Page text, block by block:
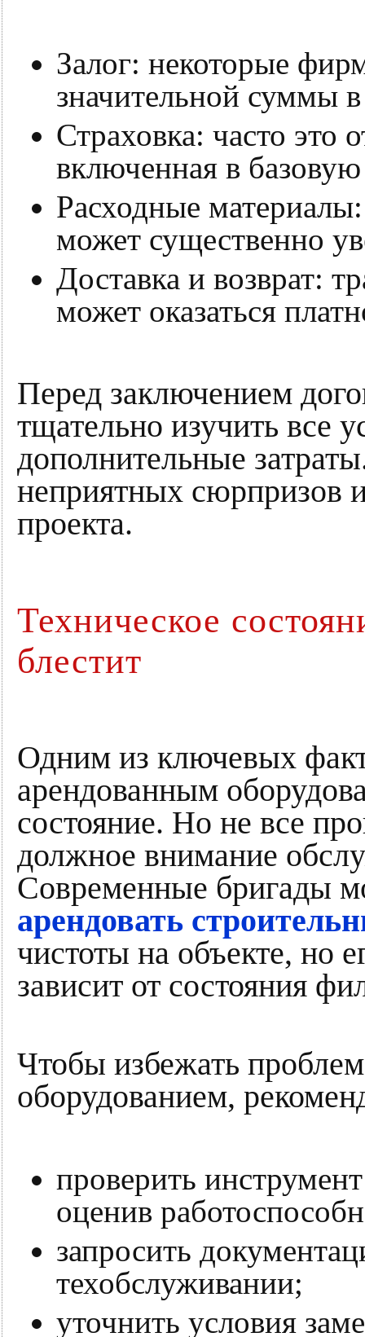
Залог: некоторые
значительной суммы в
Страховка: часто это
включенная в
Расходные
может существенно
Доставка и возврат:
может оказаться
Перед заключением
тщательно изучить все
дополнительные
неприятных сюрпризов
проекта.
Техническое
блестит
Одним из ключевых
арендованным
состояние. Но не все
должное внимание
Современные бригады
арендовать
чистоты на объекте, но
зависит от состояния
Чтобы избежать
оборудованием,
проверить
оценив
запросить
техобслуживании;
уточнить условия